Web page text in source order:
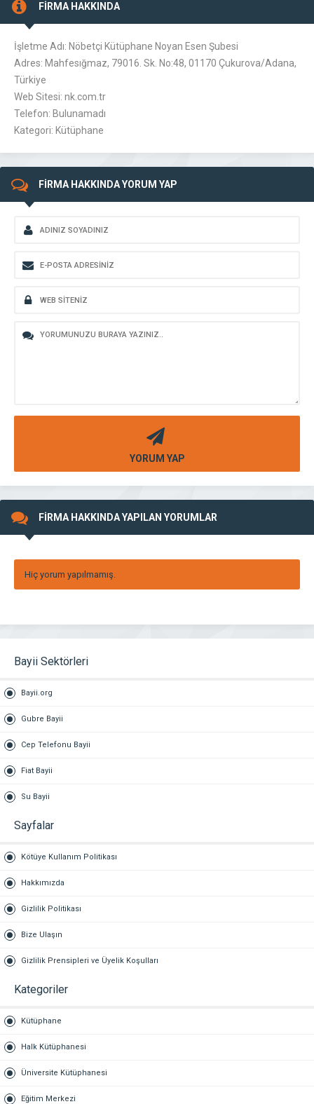
FİRMA HAKKINDA
İşletme Adı: Nöbetçi Kütüphane Noyan Esen Şubesi
Adres: Mahfesığmaz, 79016. Sk. No:48, 01170 Çukurova/Adana,
Türkiye
Web Sitesi: nk.com.tr
Telefon: Bulunamadı
Kategori: Kütüphane
FİRMA HAKKINDA YORUM YAP
YORUM YAP
FİRMA HAKKINDA YAPILAN YORUMLAR
Hiç yorum yapılmamış.
Bayii Sektörleri
Bayii.org
Gubre Bayii
Cep Telefonu Bayii
Fiat Bayii
Su Bayii
Sayfalar
Kötüye Kullanım Politikası
Hakkımızda
Gizlilik Politikası
Bize Ulaşın
Gizlilik Prensipleri ve Üyelik Koşulları
Kategoriler
Kütüphane
Halk Kütüphanesi
Üniversite Kütüphanesi
Eğitim Merkezi